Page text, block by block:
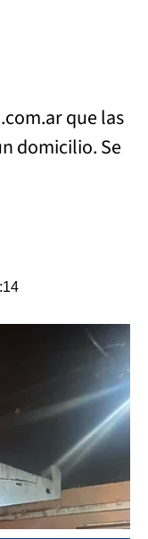
que las
domicilio. Se